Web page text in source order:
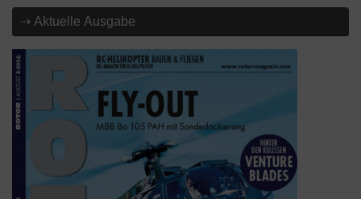
⇢ Aktuelle Ausgabe